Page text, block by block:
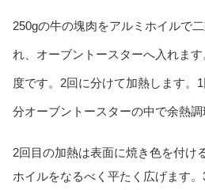
250gの牛の塊肉をアルミホイルで
れ、オーブントースターへ入れま
度です。2回に分けて加熱します。
分オーブントースターの中で余熱調
2回目の加熱は表面に焼き色を付け
ホイルをなるべく平たく広げます